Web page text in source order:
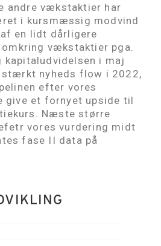
andre vækstaktier har
i kursmæssig modvind
en lidt dårligere
vækstaktier pga.
i maj
stærkt nyheds flow i 2022,
efter vores
give et fornyet upside til
Næste større
vores vurdering midt
fase II data på